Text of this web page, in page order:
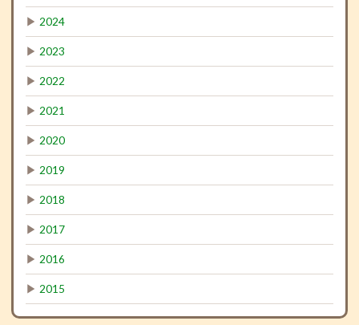
▶ 2024
▶ 2023
▶ 2022
▶ 2021
▶ 2020
▶ 2019
▶ 2018
▶ 2017
▶ 2016
▶ 2015